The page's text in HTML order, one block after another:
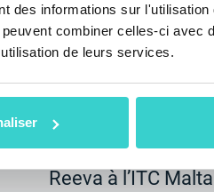
des informations sur
combiner celles-ci avec
de leurs services.
NSYS Group à
2025
mardi 27 mai 2025
Du 17 au 20 juin,
Reeva à l’ITC